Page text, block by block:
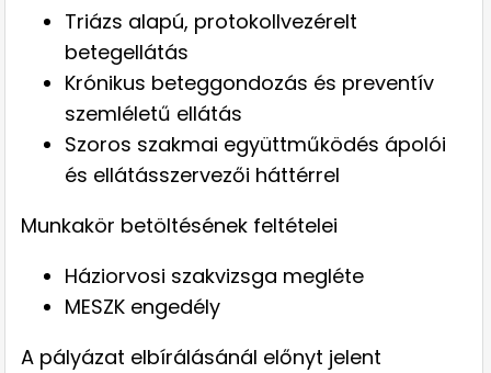
Triázs alapú, protokollvezérelt
betegellátás
Krónikus beteggondozás és preventív
szemléletű ellátás
Szoros szakmai együttműködés ápolói
és ellátásszervezői háttérrel
Munkakör betöltésének feltételei
Háziorvosi szakvizsga megléte
MESZK engedély
A pályázat elbírálásánál előnyt jelent